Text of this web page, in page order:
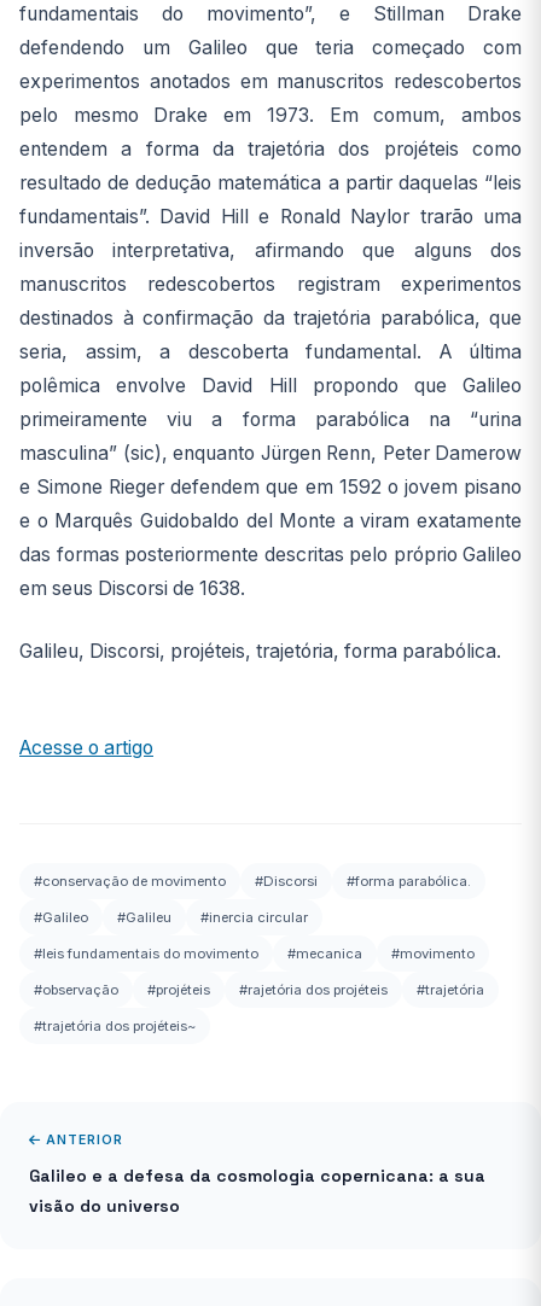
fundamentais do movimento”, e Stillman Drake
defendendo um Galileo que teria começado com
experimentos anotados em manuscritos redescobertos
pelo mesmo Drake em 1973. Em comum, ambos
entendem a forma da trajetória dos projéteis como
resultado de dedução matemática a partir daquelas “leis
fundamentais”. David Hill e Ronald Naylor trarão uma
inversão interpretativa, afirmando que alguns dos
manuscritos redescobertos registram experimentos
destinados à confirmação da trajetória parabólica, que
seria, assim, a descoberta fundamental. A última
polêmica envolve David Hill propondo que Galileo
primeiramente viu a forma parabólica na “urina
masculina” (sic), enquanto Jürgen Renn, Peter Damerow
e Simone Rieger defendem que em 1592 o jovem pisano
e o Marquês Guidobaldo del Monte a viram exatamente
das formas posteriormente descritas pelo próprio Galileo
em seus Discorsi de 1638.
Galileu, Discorsi, projéteis, trajetória, forma parabólica.
Acesse o artigo
#conservação de movimento #Discorsi #forma parabólica.
#Galileo #Galileu #inercia circular
#leis fundamentais do movimento #mecanica #movimento
#observação #projéteis #rajetória dos projéteis #trajetória
#trajetória dos projéteis~
ANTERIOR
Galileo e a defesa da cosmologia copernicana: a sua
visão do universo